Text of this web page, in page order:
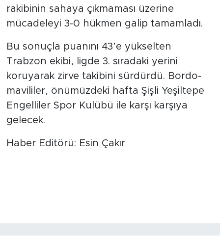
rakibinin sahaya çıkmaması üzerine
mücadeleyi 3-0 hükmen galip tamamladı.
Bu sonuçla puanını 43’e yükselten
Trabzon ekibi, ligde 3. sıradaki yerini
koruyarak zirve takibini sürdürdü. Bordo-
mavililer, önümüzdeki hafta Şişli Yeşiltepe
Engelliler Spor Kulübü ile karşı karşıya
gelecek.
Haber Editörü: Esin Çakır